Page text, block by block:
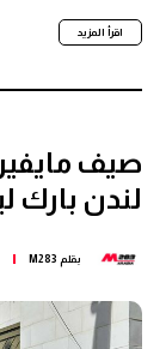
اقرأ المزيد
صيف
لندن بارك
بقلم M283